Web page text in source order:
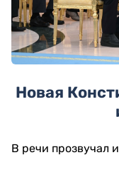
Новая
В речи прозвучал